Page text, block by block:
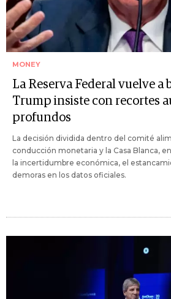
MONEY
La Reserva Federal vuelve a
Trump insiste con recortes
profundos
La decisión dividida dentro del comité
conducción monetaria y la Casa Blanca,
la incertidumbre económica, el
demoras en los datos oficiales.